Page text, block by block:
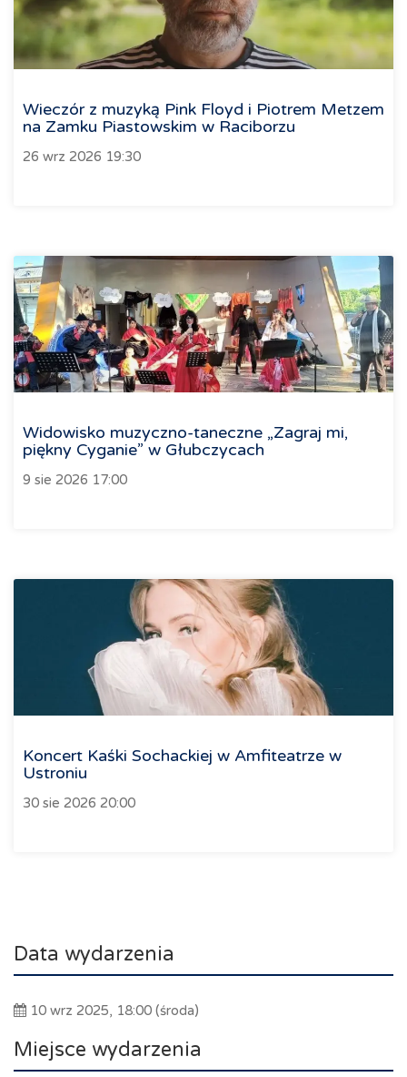
Wieczór z muzyką Pink Floyd i Piotrem Metzem
na Zamku Piastowskim w Raciborzu
26 wrz 2026 19:30
Widowisko muzyczno-taneczne „Zagraj mi,
piękny Cyganie” w Głubczycach
9 sie 2026 17:00
Koncert Kaśki Sochackiej w Amfiteatrze w
Ustroniu
30 sie 2026 20:00
Data wydarzenia
10 wrz 2025, 18:00 (środa)
Miejsce wydarzenia